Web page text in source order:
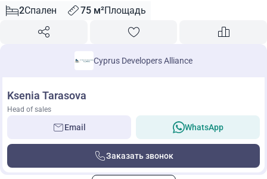
2Спален 75 м²Площадь
Cyprus Developers Alliance
Ksenia Tarasova
Head of sales
Email WhatsApp
Заказать звонок